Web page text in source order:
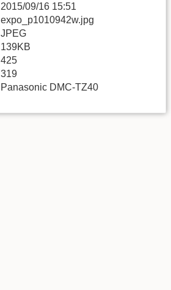
2015/09/16 15:51
expo_p1010942w.jpg
JPEG
139KB
425
319
Panasonic DMC-TZ40